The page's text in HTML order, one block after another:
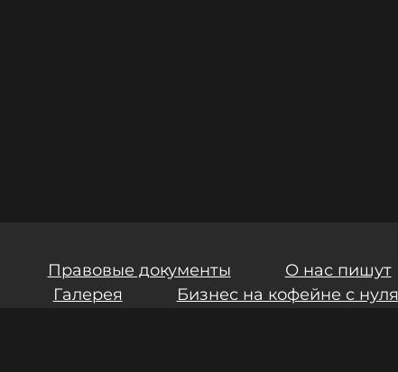
Правовые документы О нас пишут
Галерея Бизнес на кофейне с нуля